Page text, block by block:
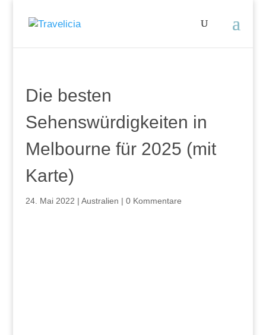
Die besten
Sehenswürdigkeiten in
Melbourne für 2025 (mit
Karte)
24. Mai 2022 | Australien | 0 Kommentare